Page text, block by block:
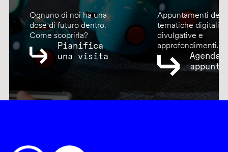
Ognuno di noi ha una
dose di futuro dentro.
Come scoprirla?
Pianifica
una visita
Appuntamenti
tematiche digitali,
divulgative e
approfondimenti.
Agenda